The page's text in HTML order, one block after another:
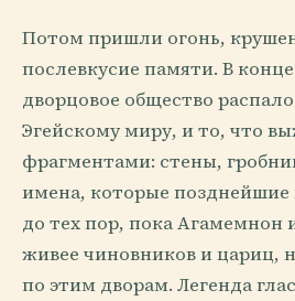
Потом пришли огонь,
послевкусие памяти. В
дворцовое общество
Эгейскому миру, и то, что
фрагментами: стены,
имена, которые
до тех пор, пока Агамемнон
живее чиновников и цариц,
по этим дворам. Легенда